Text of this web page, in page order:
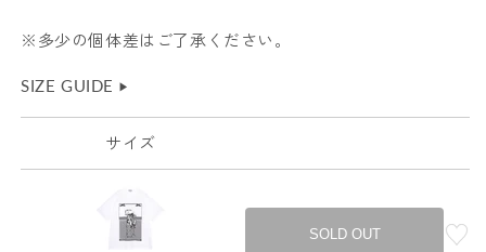
※多少の個体差はご了承ください。
SIZE GUIDE ▶︎
サイズ
SOLD OUT